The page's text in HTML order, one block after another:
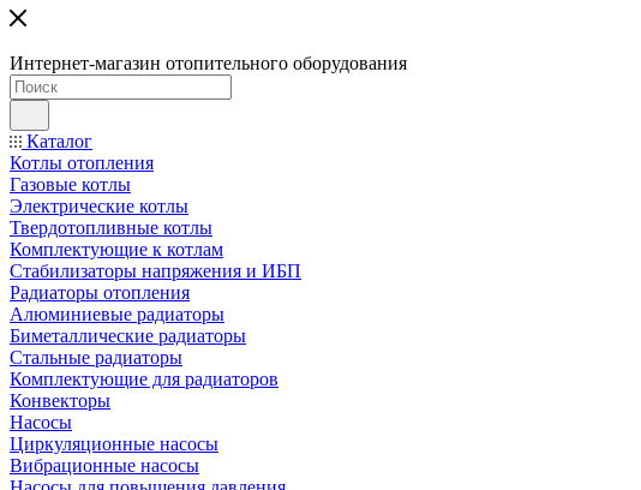
Интернет-магазин отопительного оборудования
Каталог
Котлы отопления
Газовые котлы
Электрические котлы
Твердотопливные котлы
Комплектующие к котлам
Стабилизаторы напряжения и ИБП
Радиаторы отопления
Алюминиевые радиаторы
Биметаллические радиаторы
Стальные радиаторы
Комплектующие для радиаторов
Конвекторы
Насосы
Циркуляционные насосы
Вибрационные насосы